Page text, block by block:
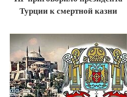
Турции к смертной казни